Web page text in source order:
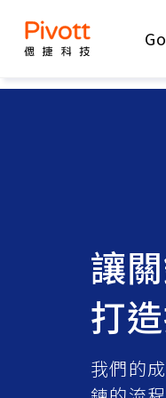
讓
打
我們的